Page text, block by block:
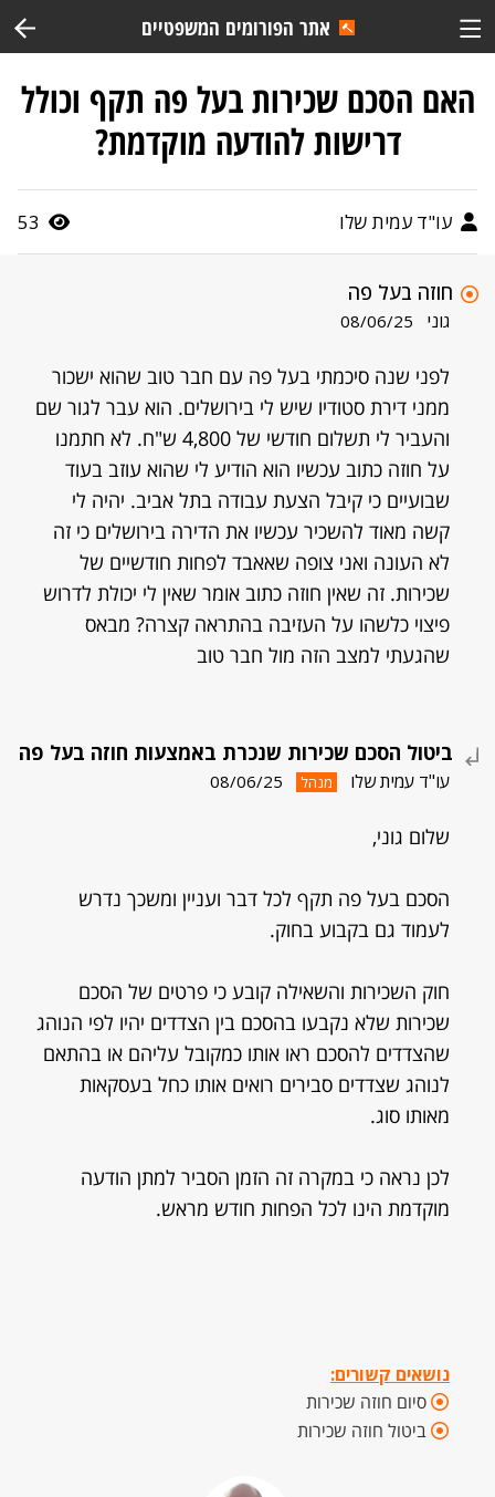
אתר הפורומים המשפטיים
האם הסכם שכירות בעל פה תקף וכולל
דרישות להודעה מוקדמת?
עו"ד עמית שלו 53
חוזה בעל פה
גוני 08/06/25
לפני שנה סיכמתי בעל פה עם חבר טוב שהוא ישכור
ממני דירת סטודיו שיש לי בירושלים. הוא עבר לגור שם
והעביר לי תשלום חודשי של 4,800 ש"ח. לא חתמנו
על חוזה כתוב עכשיו הוא הודיע לי שהוא עוזב בעוד
שבועיים כי קיבל הצעת עבודה בתל אביב. יהיה לי
קשה מאוד להשכיר עכשיו את הדירה בירושלים כי זה
לא העונה ואני צופה שאאבד לפחות חודשיים של
שכירות. זה שאין חוזה כתוב אומר שאין לי יכולת לדרוש
פיצוי כלשהו על העזיבה בהתראה קצרה? מבאס
שהגעתי למצב הזה מול חבר טוב
ביטול הסכם שכירות שנכרת באמצעות חוזה בעל פה
עו"ד עמית שלו מנהל 08/06/25
שלום גוני,
הסכם בעל פה תקף לכל דבר ועניין ומשכך נדרש
לעמוד גם בקבוע בחוק.
חוק השכירות והשאילה קובע כי פרטים של הסכם
שכירות שלא נקבעו בהסכם בין הצדדים יהיו לפי הנוהג
שהצדדים להסכם ראו אותו כמקובל עליהם או בהתאם
לנוהג שצדדים סבירים רואים אותו כחל בעסקאות
מאותו סוג.
לכן נראה כי במקרה זה הזמן הסביר למתן הודעה
מוקדמת הינו לכל הפחות חודש מראש.
נושאים קשורים:
סיום חוזה שכירות
ביטול חוזה שכירות